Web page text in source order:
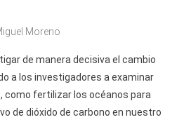
Moreno
de manera decisiva el cambio
a los investigadores a examinar
fertilizar los océanos para
de dióxido de carbono en nuestro